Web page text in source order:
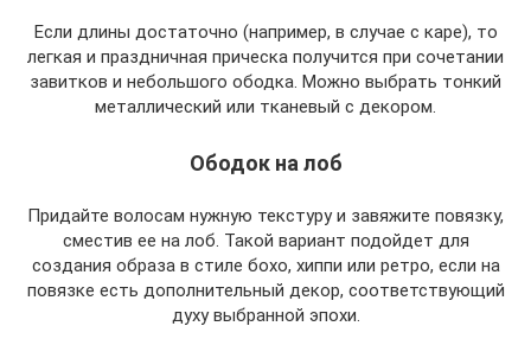
Если длины достаточно (например, в случае с каре), то
легкая и праздничная прическа получится при сочетании
завитков и небольшого ободка. Можно выбрать тонкий
металлический или тканевый с декором.
Ободок на лоб
Придайте волосам нужную текстуру и завяжите повязку,
сместив ее на лоб. Такой вариант подойдет для
создания образа в стиле бохо, хиппи или ретро, если на
повязке есть дополнительный декор, соответствующий
духу выбранной эпохи.